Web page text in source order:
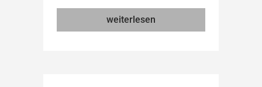
weiterlesen